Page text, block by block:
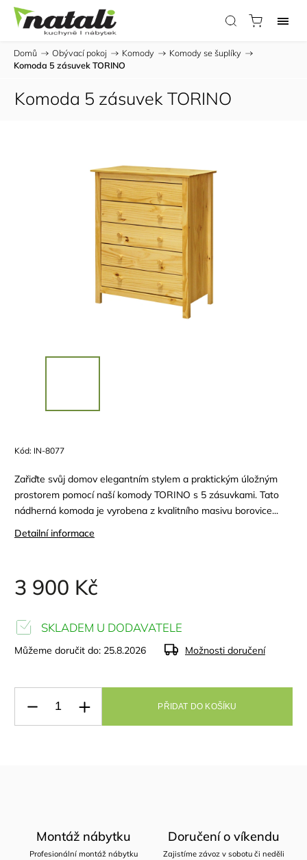
Domů / Obývací pokoj / Komody / Komody se šuplíky /
Komoda 5 zásuvek TORINO
Komoda 5 zásuvek TORINO
Kód: IN-8077
Zařiďte svůj domov elegantním stylem a praktickým úložným
prostorem pomocí naší komody TORINO s 5 zásuvkami. Tato
nádherná komoda je vyrobena z kvalitního masivu borovice...
Detailní informace
3 900 Kč
SKLADEM U DODAVATELE
Můžeme doručit do: 25.8.2026 Možnosti doručení
PŘIDAT DO KOŠÍKU
Montáž nábytku
Profesionální montáž nábytku
Doručení o víkendu
Zajistíme závoz v sobotu či neděli